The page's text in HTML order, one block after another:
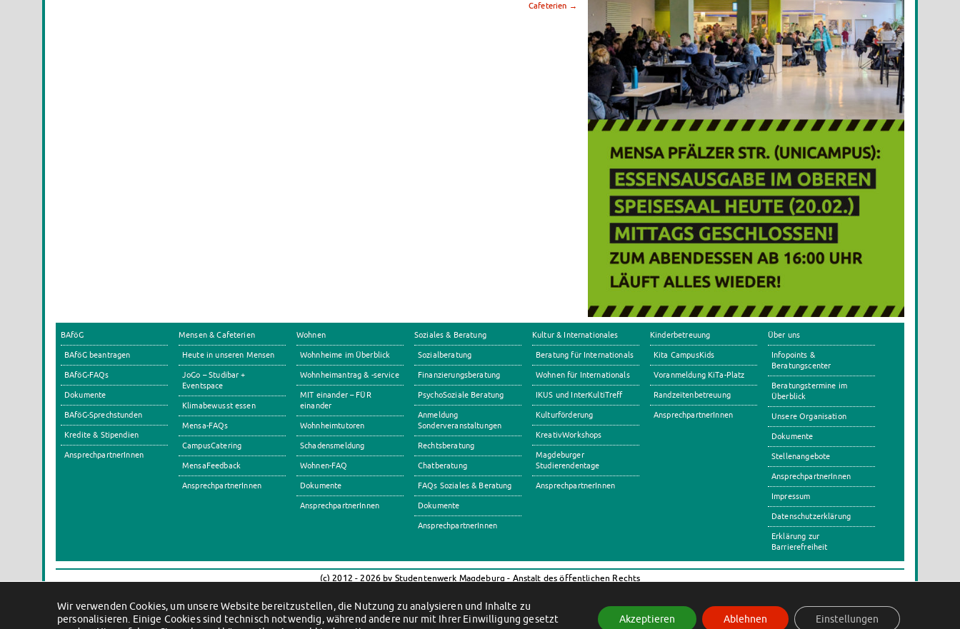
Cafeterien →
BAföG
BAföG beantragen
BAföG-FAQs
Dokumente
BAföG-Sprechstunden
Kredite & Stipendien
AnsprechpartnerInnen
Mensen & Cafeterien
Heute in unseren Mensen
JoGo – Studibar +
Eventspace
Klimabewusst essen
Mensa-FAQs
CampusCatering
MensaFeedback
AnsprechpartnerInnen
Wohnen
Wohnheime im Überblick
Wohnheimantrag & -service
MIT einander – FÜR
einander
Wohnheimtutoren
Schadensmeldung
Wohnen-FAQ
Dokumente
AnsprechpartnerInnen
Soziales & Beratung
Sozialberatung
Finanzierungsberatung
PsychoSoziale Beratung
Anmeldung
Sonderveranstaltungen
Rechtsberatung
Chatberatung
FAQs Soziales & Beratung
Dokumente
AnsprechpartnerInnen
Kultur & Internationales
Beratung für Internationals
Wohnen für Internationals
IKUS und InterKultiTreff
Kulturförderung
KreativWorkshops
Magdeburger
Studierendentage
AnsprechpartnerInnen
Kinderbetreuung
Kita CampusKids
Voranmeldung KiTa-Platz
Randzeitenbetreuung
AnsprechpartnerInnen
Über uns
Infopoints &
Beratungscenter
Beratungstermine im
Überblick
Unsere Organisation
Dokumente
Stellenangebote
AnsprechpartnerInnen
Impressum
Datenschutzerklärung
Erklärung zur
Barrierefreiheit
(c) 2012 - 2026 by Studentenwerk Magdeburg - Anstalt des öffentlichen Rechts
Impressum
Datenschutzerklärung Erklärung zur Barrierefreiheit
Wir verwenden Cookies, um unsere Website bereitzustellen, die Nutzung zu analysieren und Inhalte zu
personalisieren. Einige Cookies sind technisch notwendig, während andere nur mit Ihrer Einwilligung gesetzt
Akzeptieren Ablehnen Einstellungen